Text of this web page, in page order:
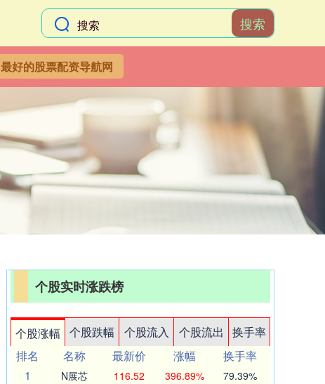
搜索
最好的股票配资导航网
个股实时涨跌榜
个股涨幅 个股跌幅 个股流入 个股流出
换手率
排名
名称 最新价 涨幅
换手率
1
N展芯 116.52 396.89% 79.39%